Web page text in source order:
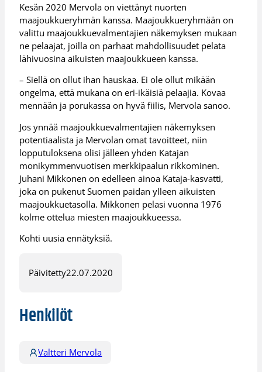
Kesän 2020 Mervola on viettänyt nuorten
maajoukkueryhmän kanssa. Maajoukkueryhmään on
valittu maajoukkuevalmentajien näkemyksen mukaan
ne pelaajat, joilla on parhaat mahdollisuudet pelata
lähivuosina aikuisten maajoukkueen kanssa.
– Siellä on ollut ihan hauskaa. Ei ole ollut mikään
ongelma, että mukana on eri-ikäisiä pelaajia. Kovaa
mennään ja porukassa on hyvä fiilis, Mervola sanoo.
Jos ynnää maajoukkuevalmentajien näkemyksen
potentiaalista ja Mervolan omat tavoitteet, niin
lopputuloksena olisi jälleen yhden Katajan
monikymmenvuotisen merkkipaalun rikkominen.
Juhani Mikkonen on edelleen ainoa Kataja-kasvatti,
joka on pukenut Suomen paidan ylleen aikuisten
maajoukkuetasolla. Mikkonen pelasi vuonna 1976
kolme ottelua miesten maajoukkueessa.
Kohti uusia ennätyksiä.
Päivitetty22.07.2020
Henkilöt
Valtteri Mervola